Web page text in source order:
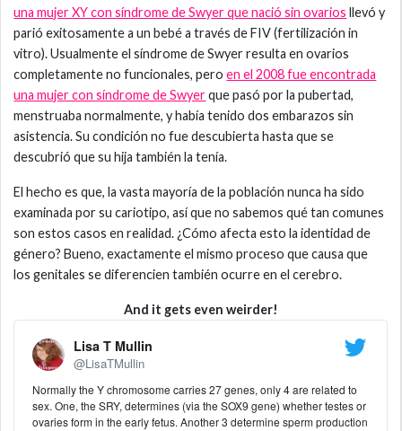
una mujer XY con síndrome de Swyer que nació sin ovarios llevó y
parió exitosamente a un bebé a través de FIV (fertilización in
vitro). Usualmente el síndrome de Swyer resulta en ovarios
completamente no funcionales, peroen el 2008 fue encontrada
una mujer con síndrome de Swyerque pasó por la pubertad,
menstruaba normalmente, y había tenido dos embarazos sin
asistencia. Su condición no fue descubierta hasta que se
descubrió que su hija también la tenía.
El hecho es que, la vasta mayoría de la población nunca ha sido
examinada por su cariotipo, así que no sabemos qué tan comunes
son estos casos en realidad. ¿Cómo afecta esto la identidad de
género? Bueno, exactamente el mismo proceso que causa que
los genitales se diferencien también ocurre en el cerebro.
And it gets even weirder!
Lisa T Mullin
@LisaTMullin
Normally the Y chromosome carries 27 genes, only 4 are related to
sex. One, the SRY, determines (via the SOX9 gene) whether testes or
ovaries form in the early fetus. Another 3 determine sperm production